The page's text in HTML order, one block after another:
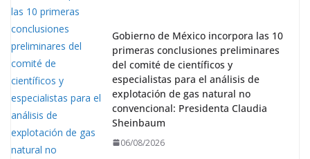
Gobierno de México incorpora las 10
primeras conclusiones preliminares
del comité de científicos y
especialistas para el análisis de
explotación de gas natural no
convencional: Presidenta Claudia
Sheinbaum
06/08/2026